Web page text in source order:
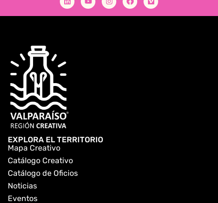
EXPLORA EL TERRITORIO
Mapa Creativo
Catálogo Creativo
Catálogo de Oficios
Noticias
Eventos